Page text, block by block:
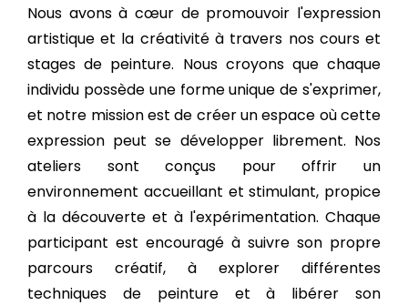
Nous avons à cœur de promouvoir l'expression
artistique et la créativité à travers nos cours et
stages de peinture. Nous croyons que chaque
individu possède une forme unique de s'exprimer,
et notre mission est de créer un espace où cette
expression peut se développer librement. Nos
ateliers sont conçus pour offrir un
environnement accueillant et stimulant, propice
à la découverte et à l'expérimentation. Chaque
participant est encouragé à suivre son propre
parcours créatif, à explorer différentes
techniques de peinture et à libérer son